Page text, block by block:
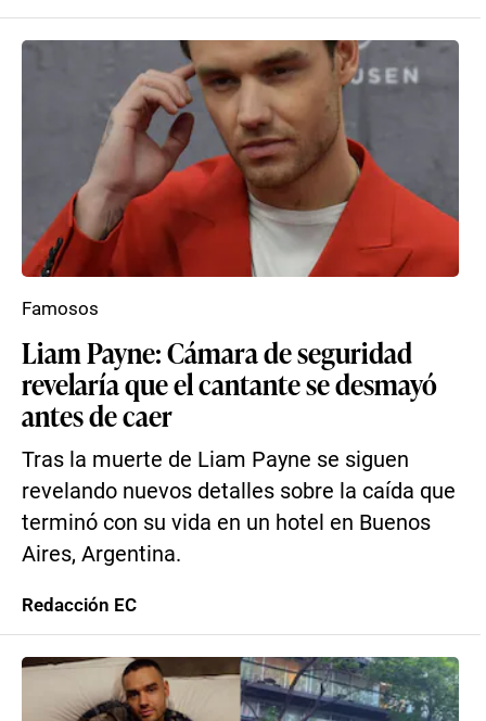
Liam Payne: Cámara de seguridad
revelaría que el cantante se desmayó
antes de caer
Tras la muerte de Liam Payne se siguen
revelando nuevos detalles sobre la caída que
terminó con su vida en un hotel en Buenos
Aires, Argentina.
Famosos
Redacción EC